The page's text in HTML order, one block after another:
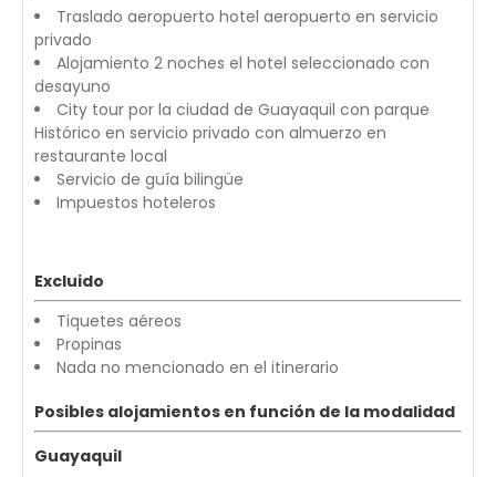
Traslado aeropuerto hotel aeropuerto en servicio
privado
Alojamiento 2 noches el hotel seleccionado con
desayuno
City tour por la ciudad de Guayaquil con parque
Histórico en servicio privado con almuerzo en
restaurante local
Servicio de guía bilingüe
Impuestos hoteleros
Excluido
Tiquetes aéreos
Propinas
Nada no mencionado en el itinerario
Posibles alojamientos en función de la modalidad
Guayaquil